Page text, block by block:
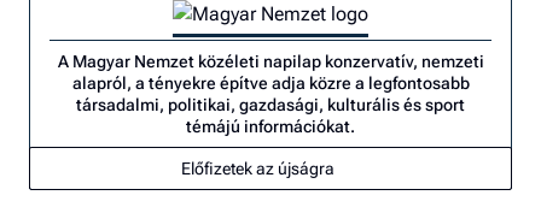
A Magyar Nemzet közéleti napilap konzervatív, nemzeti
alapról, a tényekre építve adja közre a legfontosabb
társadalmi, politikai, gazdasági, kulturális és sport
témájú információkat.
Előfizetek az újságra